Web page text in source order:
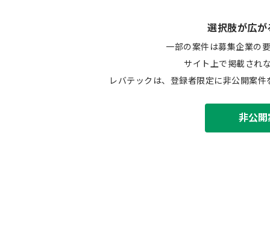
選択肢が広が
一部の案件は募集企業の
サイト上で掲載され
レバテックは、登録者限定に非公開案
非公